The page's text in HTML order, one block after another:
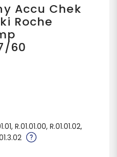
Accu Chek
Roche
60
R.01.01.00, R.01.01.02,